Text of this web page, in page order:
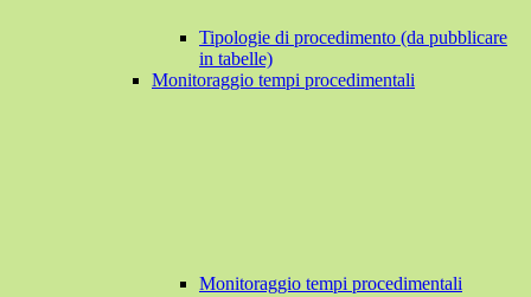
Tipologie di procedimento (da pubblicare
in tabelle)
Monitoraggio tempi procedimentali
Monitoraggio tempi procedimentali